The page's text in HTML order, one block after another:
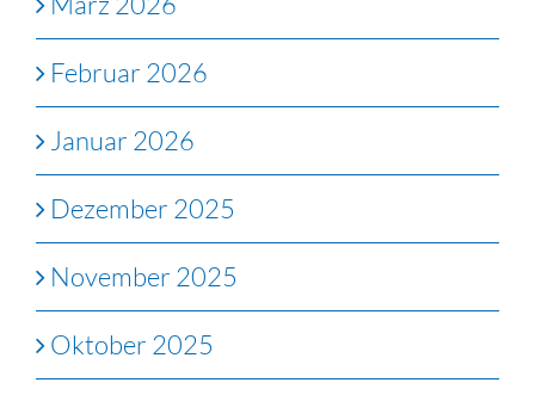
Februar 2026
Januar 2026
Dezember 2025
November 2025
Oktober 2025